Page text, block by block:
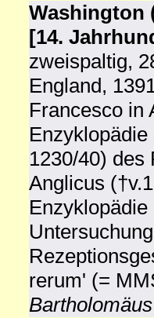
Washington
[14.
zweispaltig,
England,
Francesco in
Enzyklopädie
1230/40) des
Anglicus
rerum' (=